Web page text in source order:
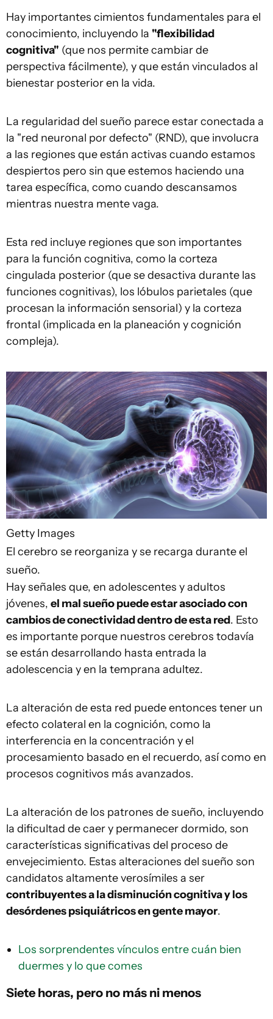
Hay importantes cimientos fundamentales para el
conocimiento, incluyendo la "flexibilidad
cognitiva" (que nos permite cambiar de
perspectiva fácilmente), y que están vinculados al
bienestar posterior en la vida.
La regularidad del sueño parece estar conectada a
la "red neuronal por defecto" (RND), que involucra
a las regiones que están activas cuando estamos
despiertos pero sin que estemos haciendo una
tarea específica, como cuando descansamos
mientras nuestra mente vaga.
Esta red incluye regiones que son importantes
para la función cognitiva, como la corteza
cingulada posterior (que se desactiva durante las
funciones cognitivas), los lóbulos parietales (que
procesan la información sensorial) y la corteza
frontal (implicada en la planeación y cognición
compleja).
Getty Images
El cerebro se reorganiza y se recarga durante el
sueño.
Hay señales que, en adolescentes y adultos
jóvenes, el mal sueño puede estar asociado con
cambios de conectividad dentro de esta red. Esto
es importante porque nuestros cerebros todavía
se están desarrollando hasta entrada la
adolescencia y en la temprana adultez.
La alteración de esta red puede entonces tener un
efecto colateral en la cognición, como la
interferencia en la concentración y el
procesamiento basado en el recuerdo, así como en
procesos cognitivos más avanzados.
La alteración de los patrones de sueño, incluyendo
la dificultad de caer y permanecer dormido, son
características significativas del proceso de
envejecimiento. Estas alteraciones del sueño son
candidatos altamente verosímiles a ser
contribuyentes a la disminución cognitiva y los
desórdenes psiquiátricos en gente mayor.
Los sorprendentes vínculos entre cuán bien
duermes y lo que comes
Siete horas, pero no más ni menos